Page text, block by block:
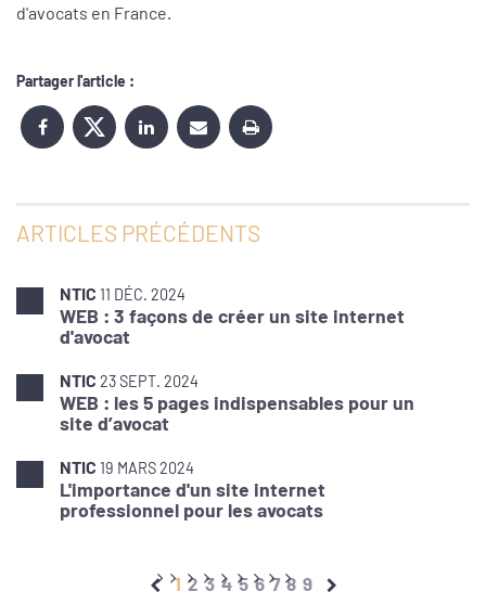
d'avocats en France.
Partager l'article :
ARTICLES PRÉCÉDENTS
NTIC 11 DÉC. 2024
WEB : 3 façons de créer un site internet
d'avocat
NTIC 23 SEPT. 2024
WEB : les 5 pages indispensables pour un
site d’avocat
NTIC 19 MARS 2024
L'importance d'un site internet
professionnel pour les avocats
1 2 3 4 5 6 7 8 9